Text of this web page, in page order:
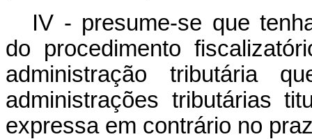
IV - presume-se que
do procedimento
administração tributária
administrações tributárias
expressa em contrário no